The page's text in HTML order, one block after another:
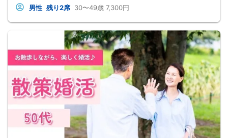
男性 残り2席 30〜49歳 7,300円